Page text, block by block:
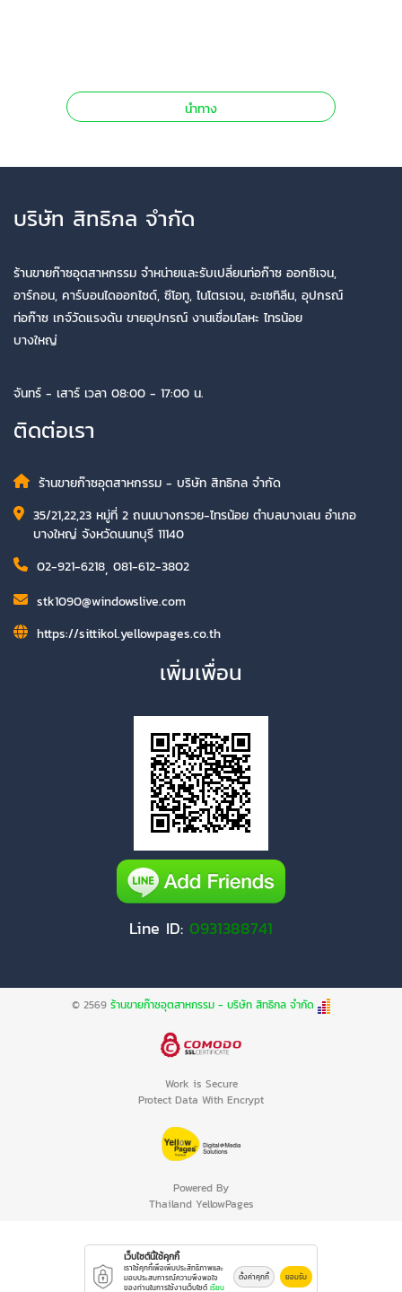
นำทาง
บริษัท สิทธิกล จำกัด
ร้านขายก๊าซอุตสาหกรรม จำหน่ายและรับเปลี่ยนท่อก๊าซ ออกซิเจน,
อาร์กอน, คาร์บอนไดออกไซด์, ซีโอทู, ไนโตรเจน, อะเซทิลีน, อุปกรณ์
ท่อก๊าซ เกจ์วัดแรงดัน ขายอุปกรณ์ งานเชื่อมโลหะ ไทรน้อย
บางใหญ่
จันทร์ - เสาร์ เวลา 08:00 - 17:00 น.
ติดต่อเรา
ร้านขายก๊าซอุตสาหกรรม - บริษัท สิทธิกล จำกัด
35/21,22,23 หมู่ที่ 2 ถนนบางกรวย-ไทรน้อย ตำบลบางเลน อำเภอ
บางใหญ่ จังหวัดนนทบุรี 11140
02-921-6218, 081-612-3802
stk1090@windowslive.com
https://sittikol.yellowpages.co.th
เพิ่มเพื่อน
Line ID: 0931388741
© 2569 ร้านขายก๊าซอุตสาหกรรม - บริษัท สิทธิกล จำกัด
Work is Secure
Protect Data With Encrypt
Powered By
Thailand YellowPages
เว็บไซต์นี้ใช้คุกกี้
เราใช้คุกกี้เพื่อเพิ่มประสิทธิภาพและ
มอบประสบการณ์ความพึงพอใจ
ของท่านในการใช้งานเว็บไซต์ เรียน
ตั้งค่าคุกกี้ ยอมรับ